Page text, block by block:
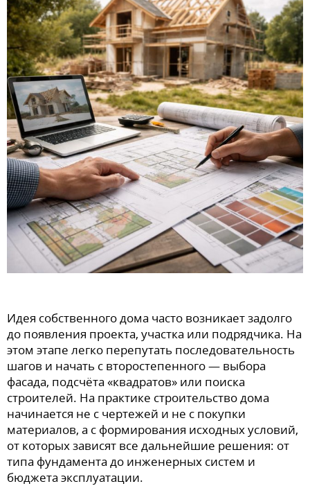
Идея собственного дома часто возникает задолго
до появления проекта, участка или подрядчика. На
этом этапе легко перепутать последовательность
шагов и начать с второстепенного — выбора
фасада, подсчёта «квадратов» или поиска
строителей. На практике строительство дома
начинается не с чертежей и не с покупки
материалов, а с формирования исходных условий,
от которых зависят все дальнейшие решения: от
типа фундамента до инженерных систем и
бюджета эксплуатации.